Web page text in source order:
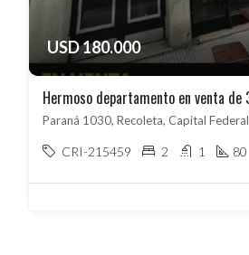
USD 180.000
Paraná 1030, Recoleta, Capital Federal
CRI-215459 2 1 80